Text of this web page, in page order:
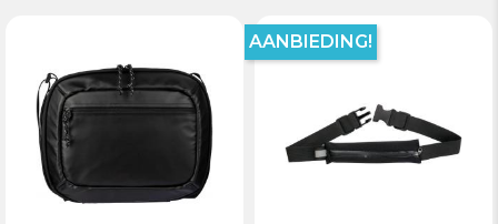
AANBIEDING!